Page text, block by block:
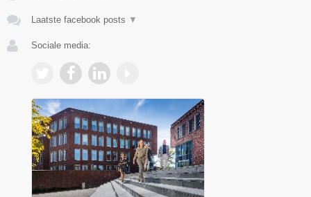
Laatste facebook posts ▼
Sociale media: